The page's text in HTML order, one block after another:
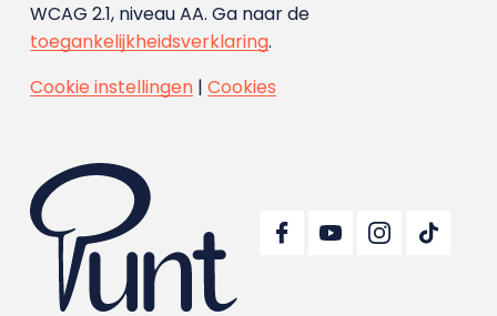
WCAG 2.1, niveau AA. Ga naar de
toegankelijkheidsverklaring.
Cookie instellingen| Cookies